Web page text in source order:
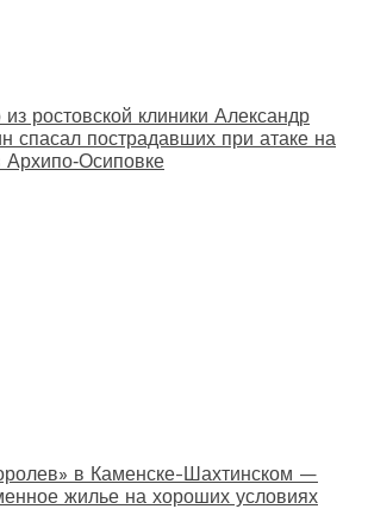
из ростовской клиники Александр
спасал пострадавших при атаке на
в Каменске-Шахтинском —
жилье на хороших условиях